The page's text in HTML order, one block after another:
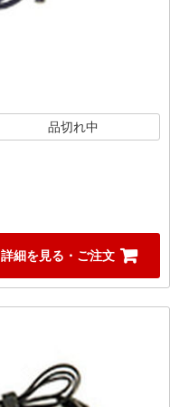
品切れ中
詳細を見る・ご注文